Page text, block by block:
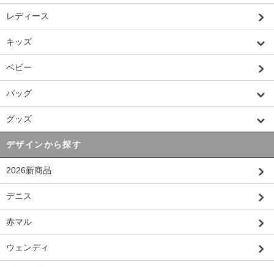
レディース
キッズ
ベビー
バッグ
グッズ
デザインから探す
2026新商品
デニス
赤マル
ウェンディ